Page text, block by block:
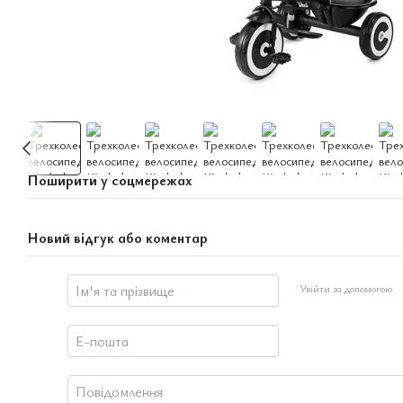
Поширити у соцмережах
Новий відгук або коментар
Увійти за допомогою